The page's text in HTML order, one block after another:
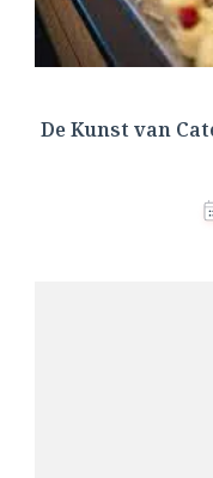
De Kunst van